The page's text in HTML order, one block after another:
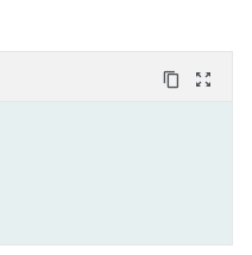
content_copy zoom_out_map